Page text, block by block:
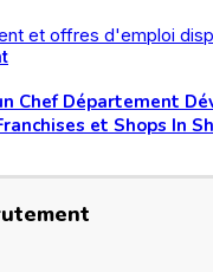
Chef Département
et Shops In